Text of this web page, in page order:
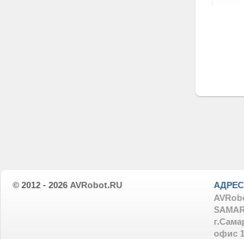
© 2012 - 2026 AVRobot.RU
офис